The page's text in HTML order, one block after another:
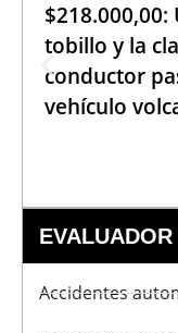
tobillo y la
conductor
vehículo
Accidentes